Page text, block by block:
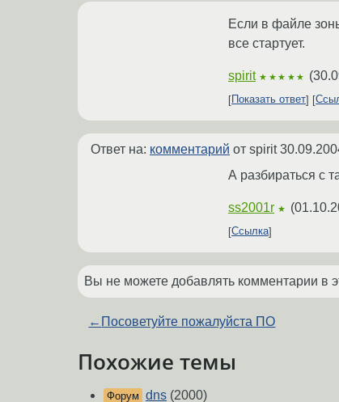
Если в файле
все стартует.
spirit ★★★★★ (
Показать ответ
Ответ на: комментарий от spirit
А разбираться с
ss2001r ★ (
Ссылка
Вы не можете добавлять комментарии в
← Посоветуйте пожалуйста ПО
Похожие темы
Форум dns (2000)